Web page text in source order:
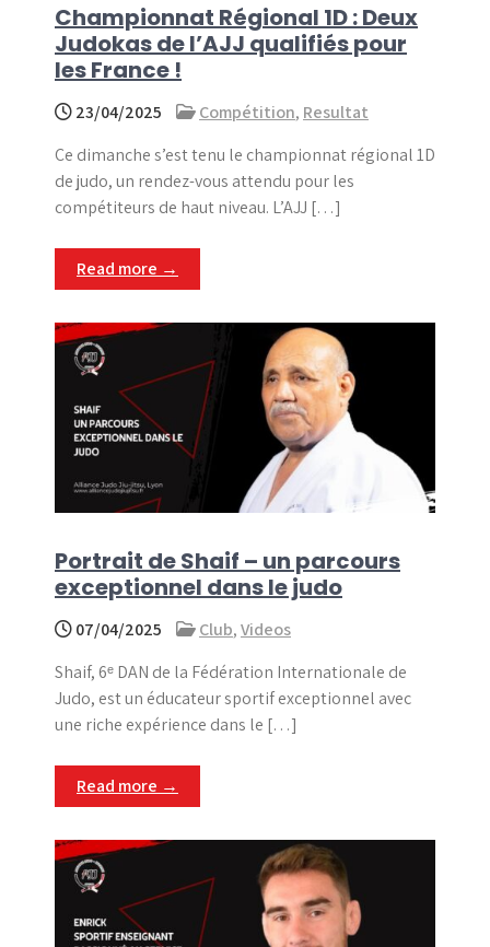
Championnat Régional 1D : Deux
Judokas de l’AJJ qualifiés pour
les France !
23/04/2025 Compétition, Resultat
Ce dimanche s’est tenu le championnat régional 1D
de judo, un rendez-vous attendu pour les
compétiteurs de haut niveau. L’AJJ […]
Read more →
Portrait de Shaif – un parcours
exceptionnel dans le judo
07/04/2025 Club,Videos
Shaif, 6ᵉ DAN de la Fédération Internationale de
Judo, est un éducateur sportif exceptionnel avec
une riche expérience dans le […]
Read more →